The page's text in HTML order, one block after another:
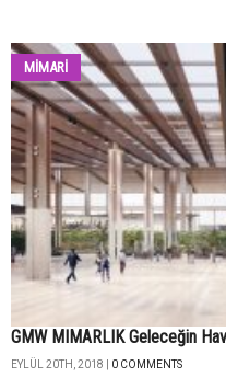
MİMARİ
GMW MIMARLIK Geleceğin
EYLÜL 20TH, 2018 | 0 COMMENTS